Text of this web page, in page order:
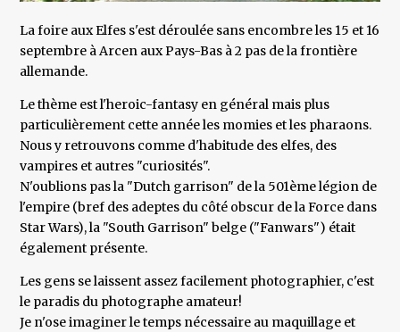
La foire aux Elfes s'est déroulée sans encombre les 15 et 16
septembre à Arcen aux Pays-Bas à 2 pas de la frontière
allemande.
Le thème est l'heroic-fantasy en général mais plus
particulièrement cette année les momies et les pharaons.
Nous y retrouvons comme d'habitude des elfes, des
vampires et autres "curiosités".
N'oublions pas la "Dutch garrison" de la 501ème légion de
l'empire (bref des adeptes du côté obscur de la Force dans
Star Wars), la "South Garrison" belge ("Fanwars") était
également présente.
Les gens se laissent assez facilement photographier, c'est
le paradis du photographe amateur!
Je n'ose imaginer le temps nécessaire au maquillage et